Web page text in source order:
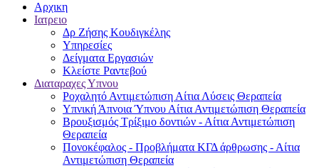
Αρχικη
Ιατρειο
Δρ Ζήσης Κουδιγκέλης
Υπηρεσίες
Δείγματα Εργασιών
Κλείστε Ραντεβού
Διαταραχες Υπνου
Ροχαλητό Αντιμετώπιση Αίτια Λύσεις Θεραπεία
Υπνική Άπνοια Ύπνου Αίτια Αντιμετώπιση Θεραπεία
Βρουξισμός Τρίξιμο δοντιών - Αίτια Αντιμετώπιση
Θεραπεία
Πονοκέφαλος - Προβλήματα ΚΓΔ άρθρωσης - Αίτια
Αντιμετώπιση Θεραπεία